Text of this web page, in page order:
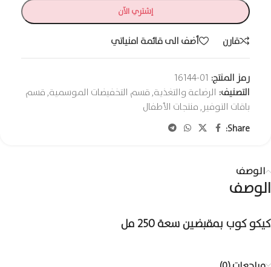
إشتري الآن
قارن أضف الى قائمة امنياتي
رمز المنتج: 01-16144
التصنيف: الرضاعة والتغذية, قسم التخفيضات الموسمية, قسم
باقات التوفير , منتجات الأطفال
Share:
الوصف
الوصف
كيكو كوب بمقبضين سعة 250 مل